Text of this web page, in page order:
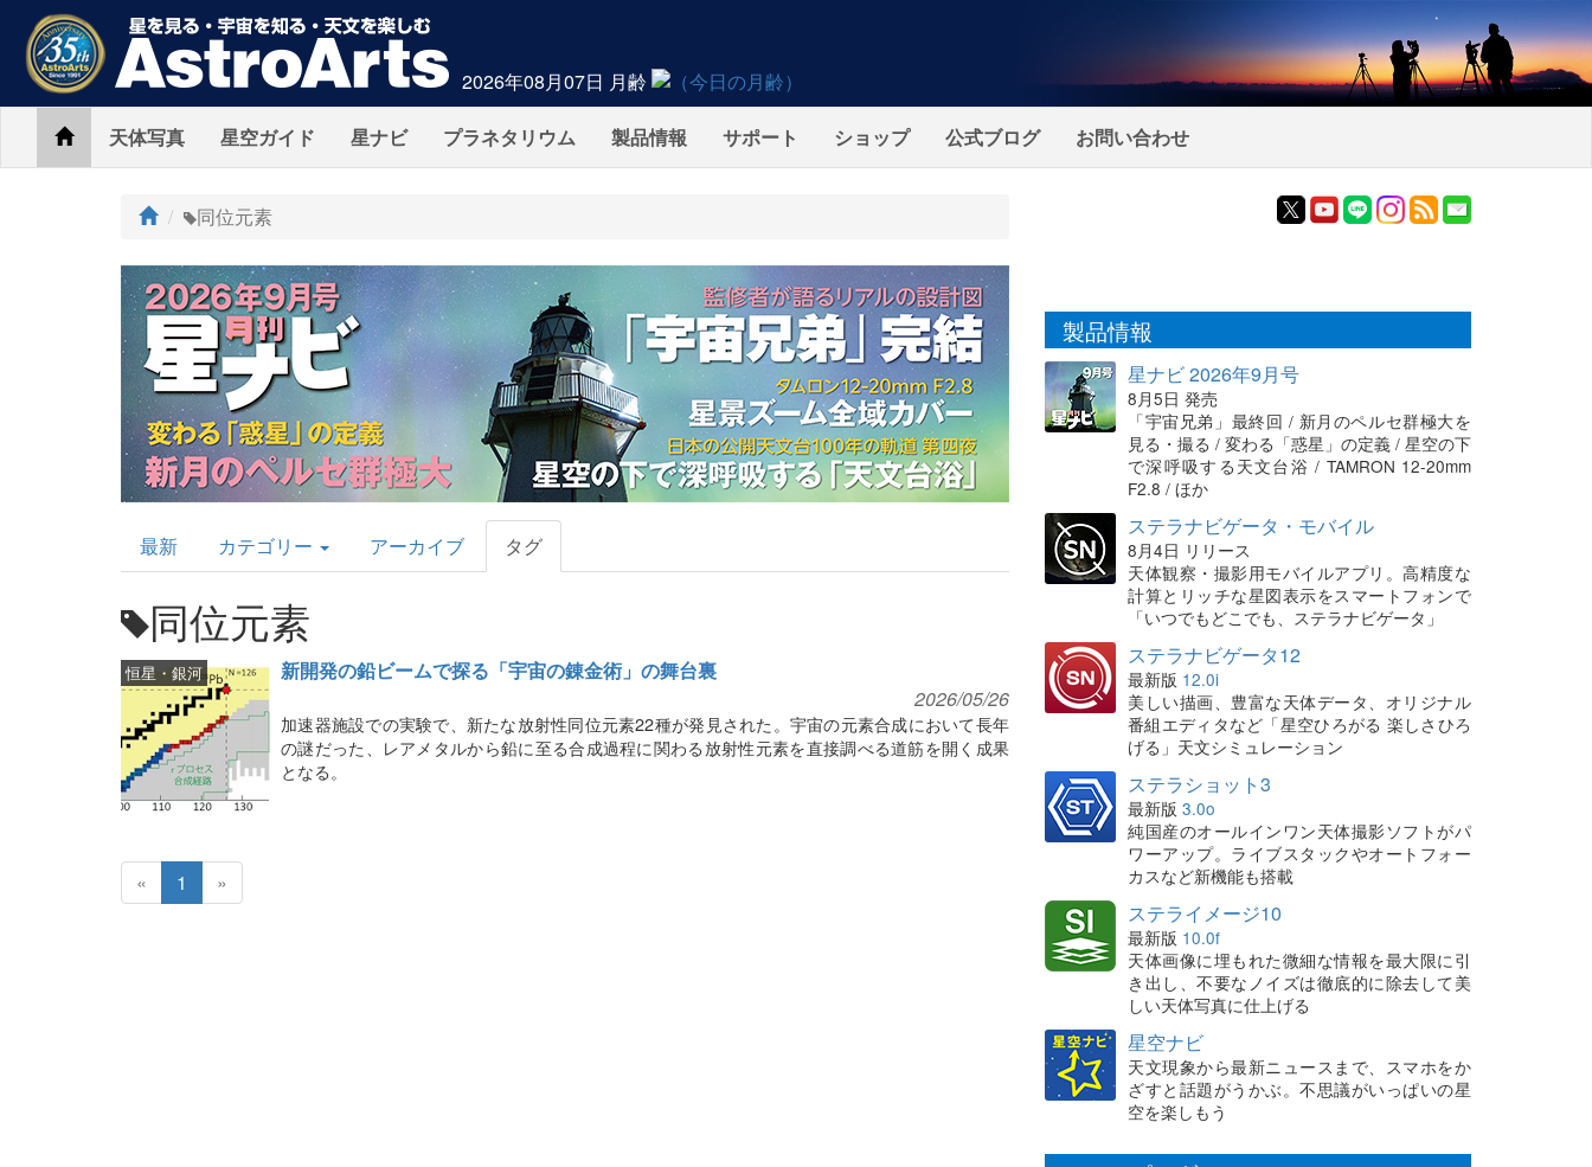
2026年08月07日 月齢
Home天体写真 星空ガイド 星ナビ プラネタリウム 製品情報 サポート ショップ 公式ブログ お問い合わせ
ト
プ
同位元素
AstroArts
Topics
最新 カテゴリー アーカイブ タグ
同位元素
新開発の鉛ビームで探る「宇宙の錬金術」の舞台裏
恒星・銀河
2026/05/26
加速器施設での実験で、新たな放射性同位元素22種が発見された。宇宙の元素合成において長年
の謎だった、レアメタルから鉛に至る合成過程に関わる放射性元素を直接調べる道筋を開く成果
となる。
« 1 »
製品情報
星ナビ 2026年9月号
8月5日 発売
「宇宙兄弟」最終回 / 新月のペルセ群極大を
見る・撮る / 変わる「惑星」の定義 / 星空の下
で深呼吸する天文台浴 / TAMRON 12-20mm
F2.8 / ほか
ステラナビゲータ・モバイル
8月4日 リリース
天体観察・撮影用モバイルアプリ。高精度な
計算とリッチな星図表示をスマートフォンで
「いつでもどこでも、ステラナビゲータ」
ステラナビゲータ12
最新版 12.0i
美しい描画、豊富な天体データ、オリジナル
番組エディタなど「星空ひろがる 楽しさひろ
げる」天文シミュレーション
ステラショット3
最新版 3.0o
純国産のオールインワン天体撮影ソフトがパ
ワーアップ。ライブスタックやオートフォー
カスなど新機能も搭載
ステライメージ10
最新版 10.0f
天体画像に埋もれた微細な情報を最大限に引
き出し、不要なノイズは徹底的に除去して美
しい天体写真に仕上げる
星空ナビ
天文現象から最新ニュースまで、スマホをか
ざすと話題がうかぶ。不思議がいっぱいの星
空を楽しもう